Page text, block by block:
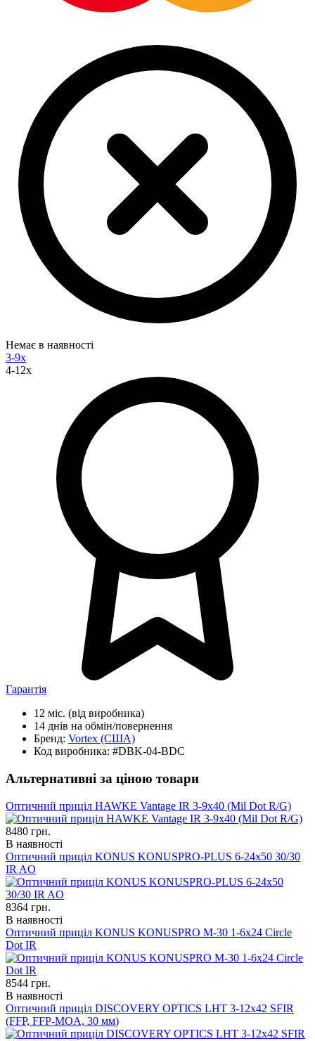
Немає в наявності
3-9x
4-12x
Гарантія
12 міс. (від виробника)
14 днів на обмін/повернення
Бренд: Vortex (США)
Код виробника: #DBK-04-BDC
Альтернативні за ціною товари
Оптичний приціл HAWKE Vantage IR 3-9x40 (Mil Dot R/G)
8480 грн.
В наявності
Оптичний приціл KONUS KONUSPRO-PLUS 6-24x50 30/30
IR AO
8364 грн.
В наявності
Оптичний приціл KONUS KONUSPRO M-30 1-6x24 Circle
Dot IR
8544 грн.
В наявності
Оптичний приціл DISCOVERY OPTICS LHT 3-12x42 SFIR
(FFP, FFP-MOA, 30 мм)